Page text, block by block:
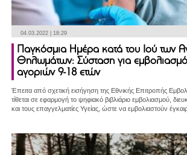
04.03.2022 | 18:29
Παγκόσμια Ημέρα κατά του Ιού των
Θηλωμάτων: Σύσταση για
αγοριών 9-18 ετών
Έπειτα από σχετική εισήγηση της Εθνικής Επιτροπής
τίθεται σε εφαρμογή το ψηφιακό βιβλιάριο εμβολιασμού,
και τους επαγγελματίες Υγείας, ώστε να εμβολιαστούν